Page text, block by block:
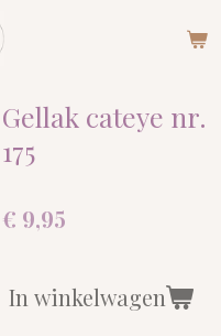
Gellak cateye nr.
175
€ 9,95
In winkelwagen